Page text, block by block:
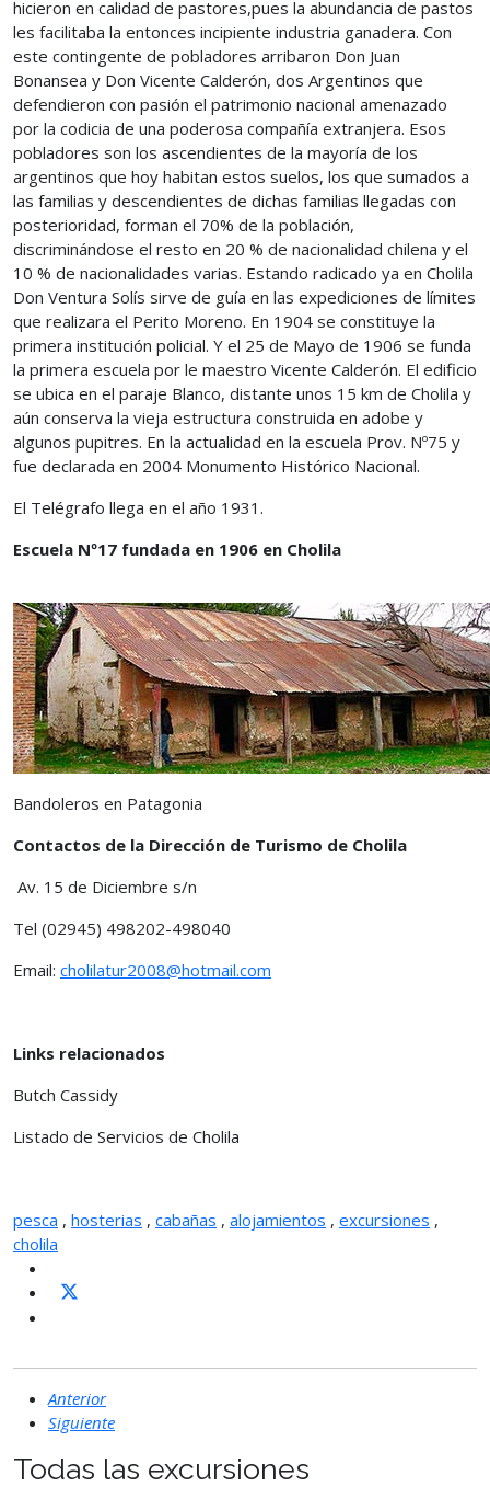
hicieron en calidad de pastores,pues la abundancia de pastos
les facilitaba la entonces incipiente industria ganadera. Con
este contingente de pobladores arribaron Don Juan
Bonansea y Don Vicente Calderón, dos Argentinos que
defendieron con pasión el patrimonio nacional amenazado
por la codicia de una poderosa compañía extranjera. Esos
pobladores son los ascendientes de la mayoría de los
argentinos que hoy habitan estos suelos, los que sumados a
las familias y descendientes de dichas familias llegadas con
posterioridad, forman el 70% de la población,
discriminándose el resto en 20 % de nacionalidad chilena y el
10 % de nacionalidades varias. Estando radicado ya en Cholila
Don Ventura Solís sirve de guía en las expediciones de límites
que realizara el Perito Moreno. En 1904 se constituye la
primera institución policial. Y el 25 de Mayo de 1906 se funda
la primera escuela por le maestro Vicente Calderón. El edificio
se ubica en el paraje Blanco, distante unos 15 km de Cholila y
aún conserva la vieja estructura construida en adobe y
algunos pupitres. En la actualidad en la escuela Prov. Nº75 y
fue declarada en 2004 Monumento Histórico Nacional.
El Telégrafo llega en el año 1931.
Escuela Nº17 fundada en 1906 en Cholila
Bandoleros en Patagonia
Contactos de la Dirección de Turismo de Cholila
Av. 15 de Diciembre s/n
Tel (02945) 498202-498040
Email: cholilatur2008@hotmail.com
Links relacionados
Butch Cassidy
Listado de Servicios de Cholila
pesca , hosterias , cabañas , alojamientos , excursiones ,
cholila
Anterior
Siguiente
Todas las excursiones